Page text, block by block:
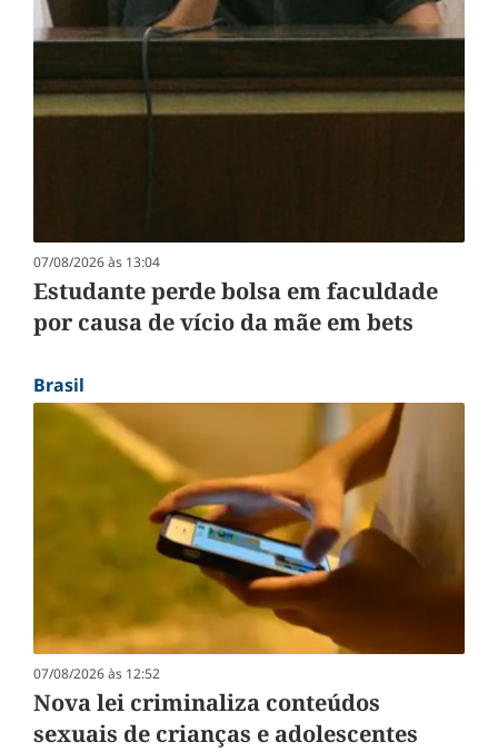
07/08/2026 às 13:04
Estudante perde bolsa em faculdade
por causa de vício da mãe em bets
Brasil
07/08/2026 às 12:52
Nova lei criminaliza conteúdos
sexuais de crianças e adolescentes